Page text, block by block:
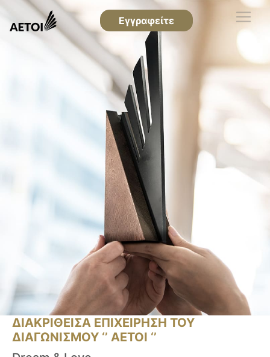
Εγγραφείτε
ΔΙΑΚΡΙΘΕΙΣΑ ΕΠΙΧΕΙΡΗΣΗ ΤΟΥ
ΔΙΑΓΩΝΙΣΜΟΥ ‘’ ΑΕΤΟΙ ‘’